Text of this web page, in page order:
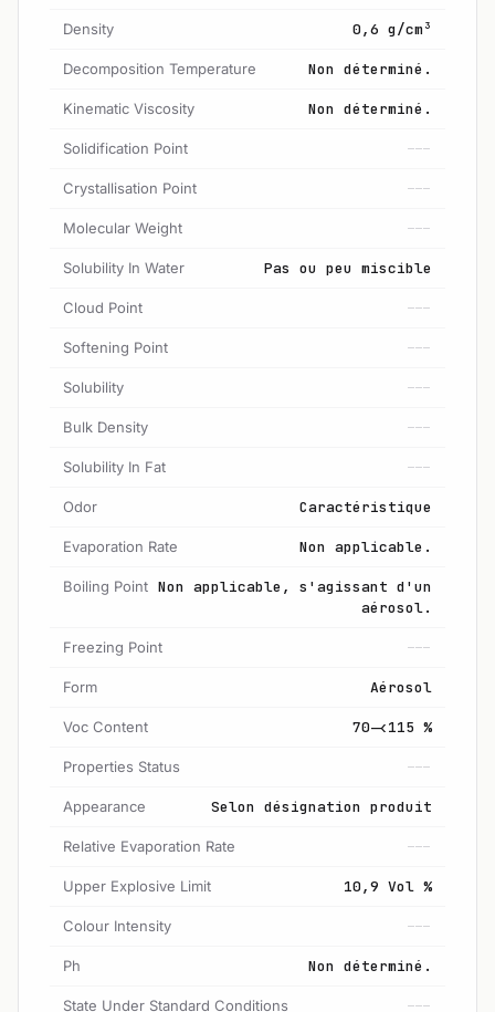
Density 0,6 g/cm³
Decomposition Temperature Non déterminé.
Kinematic Viscosity Non déterminé.
Solidification Point ---
Crystallisation Point ---
Molecular Weight ---
Solubility In Water Pas ou peu miscible
Cloud Point ---
Softening Point ---
Solubility ---
Bulk Density ---
Solubility In Fat ---
Odor Caractéristique
Evaporation Rate Non applicable.
Boiling Point Non applicable, s'agissant d'un
aérosol.
Freezing Point ---
Form Aérosol
Voc Content 70-<115 %
Properties Status ---
Appearance Selon désignation produit
Relative Evaporation Rate ---
Upper Explosive Limit 10,9 Vol %
Colour Intensity ---
Ph Non déterminé.
State Under Standard Conditions ---